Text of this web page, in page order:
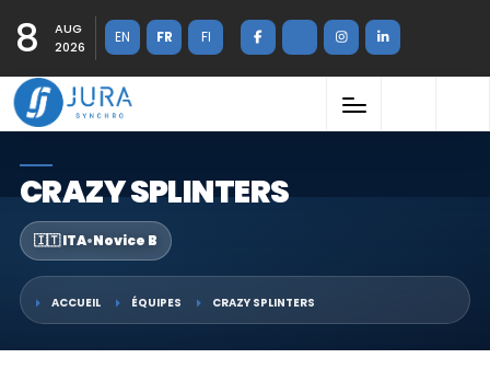
8
AUG
2026
EN FR FI
CRAZY SPLINTERS
🇮🇹 ITA•Novice B
ACCUEIL ÉQUIPES CRAZY SPLINTERS